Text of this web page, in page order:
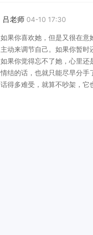
吕老师 04-10 17:30
如果你喜欢她，但是又很在意
主动来调节自己。如果你暂
如果你觉得忘不了她，心里还
情结的话，也就只能尽早分手
话得多难受，就算不吵架，它